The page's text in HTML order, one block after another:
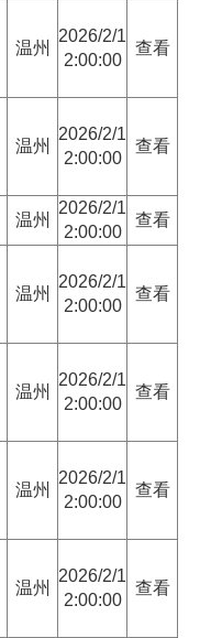
温州
2026/2/1
2:00:00
查看
温州
2026/2/1
2:00:00
查看
温州
2026/2/1
2:00:00
查看
温州
2026/2/1
2:00:00
查看
温州
2026/2/1
2:00:00
查看
温州
2026/2/1
2:00:00
查看
温州
2026/2/1
2:00:00
查看